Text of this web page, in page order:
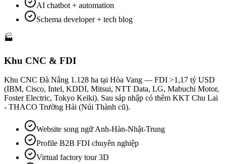
AI chatbot + automation
Schema developer + tech blog
🏭
Khu CNC & FDI
Khu CNC Đà Nẵng 1.128 ha tại Hòa Vang — FDI >1,17 tỷ USD
(IBM, Cisco, Intel, KDDI, Mitsui, NTT Data, LG, Mabuchi Motor,
Foster Electric, Tokyo Keiki). Sau sáp nhập có thêm KKT Chu Lai
- THACO Trường Hải (Núi Thành cũ).
Website song ngữ Anh-Hàn-Nhật-Trung
Profile B2B FDI chuyên nghiệp
Virtual factory tour 3D